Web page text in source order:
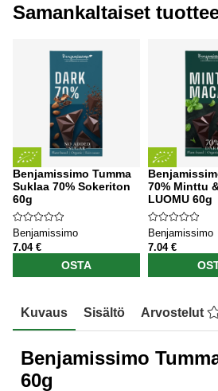
Samankaltaiset
Benjamissimo Tumma
Suklaa 70% Sokeriton
60g
Benjamissimo
7.04 €
OSTA
70% Minttu
LUOMU 60g
Benjamissimo
7.04 €
Kuvaus Sisältö Arvostelut
Benjamissimo
60g